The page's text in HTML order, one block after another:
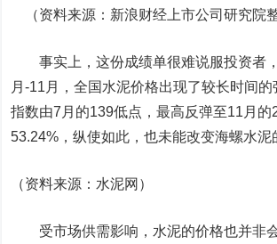
（资料来源：新浪财经上市公司研究院整
事实上，这份成绩单很难说服投资者
月-11月，全国水泥价格出现了较长时间
指数由7月的139低点，最高反弹至11月的
53.24%，纵使如此，也未能改变海螺水泥
（资料来源：水泥网）
受市场供需影响，水泥的价格也并非